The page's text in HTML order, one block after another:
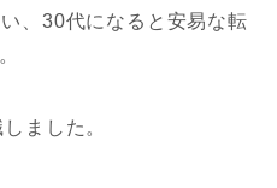
、30代になると安易な転
ました。